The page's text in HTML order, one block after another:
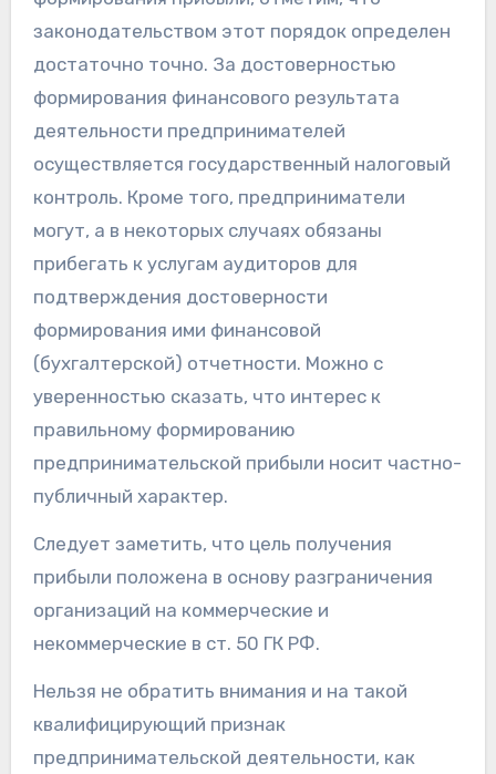
законодательством этот порядок определен
достаточно точно. За достоверностью
формирования финансового результата
деятельности предпринимателей
осуществляется государственный налоговый
контроль. Кроме того, предприниматели
могут, а в некоторых случаях обязаны
прибегать к услугам аудиторов для
подтверждения достоверности
формирования ими финансовой
(бухгалтерской) отчетности. Можно с
уверенностью сказать, что интерес к
правильному формированию
предпринимательской прибыли носит частно-
публичный характер.
Следует заметить, что цель получения
прибыли положена в основу разграничения
организаций на коммерческие и
некоммерческие в ст. 50 ГК РФ.
Нельзя не обратить внимания и на такой
квалифицирующий признак
предпринимательской деятельности, как